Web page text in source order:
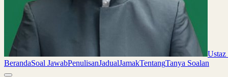
Ustaz
BerandaSoal JawabPenulisanJadualJamakTentangTanya Soalan